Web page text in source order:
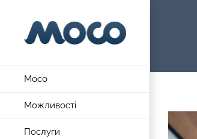
content
Moco
Можливості
Послуги
View